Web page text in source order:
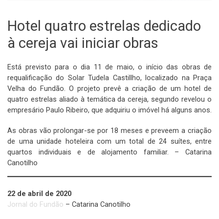
Hotel quatro estrelas dedicado
à cereja vai iniciar obras
Está previsto para o dia 11 de maio, o início das obras de
requalificação do Solar Tudela Castillho, localizado na Praça
Velha do Fundão. O projeto prevê a criação de um hotel de
quatro estrelas aliado à temática da cereja, segundo revelou o
empresário Paulo Ribeiro, que adquiriu o imóvel há alguns anos.
As obras vão prolongar-se por 18 meses e preveem a criação
de uma unidade hoteleira com um total de 24 suítes, entre
quartos individuais e de alojamento familiar. – Catarina
Canotilho
22 de abril de 2020
Jornal do Fundão – Catarina Canotilho